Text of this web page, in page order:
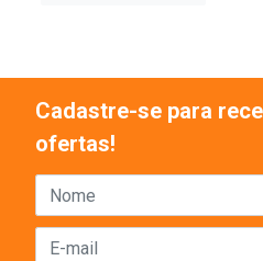
Cadastre-se para
ofertas!